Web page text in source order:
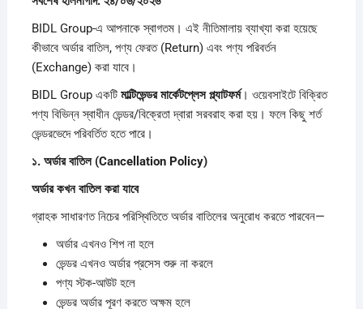
BIDL Group-এ আপনাকে স্বাগতম। এই নীতিমালায় ব্যাখ্যা করা হয়েছে
কীভাবে অর্ডার বাতিল, পণ্য ফেরত (Return) এবং পণ্য পরিবর্তন
(Exchange) করা যাবে।
BIDL Group একটি মাল্টিভেন্ডরমার্কেটপ্লেসপ্ল্যাটফর্ম। ওয়েবসাইটে বিক্রিত
পণ্য বিভিন্ন স্বাধীন ভেন্ডর/বিক্রেতা দ্বারা সরবরাহ করা হয়। ফলে কিছু শর্ত
ভেন্ডরভেদে পরিবর্তিত হতে পারে।
১. অর্ডারবাতিল (Cancellation Policy)
অর্ডারকখনবাতিলকরাযাবে
গ্রাহক সাধারণত নিচের পরিস্থিতিতে অর্ডার বাতিলের অনুরোধ করতে পারবেন—
অর্ডার এখনও শিপ না হলে
ভেন্ডর এখনও অর্ডার প্রসেস শুরু না করলে
পণ্য স্টক-আউট হলে
ভেন্ডর অর্ডার পূরণ করতে অক্ষম হলে